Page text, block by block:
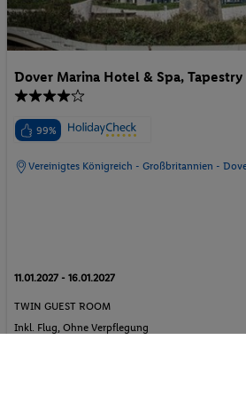
Dover Marina Hotel & Spa,
99%
Vereinigtes Königreich - Großbritannien -
11.01.2027 - 16.01.2027
TWIN GUEST ROOM
Inkl. Flug, Ohne Verpflegung